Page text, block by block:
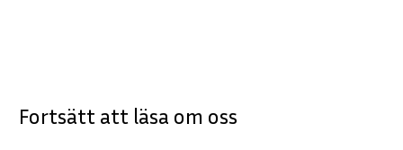
Fortsätt att läsa om oss